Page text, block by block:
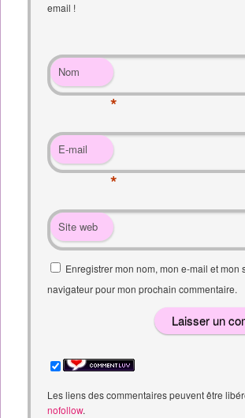
email !
Nom
*
E-mail
*
Site web
Enregistrer mon nom, mon e-mail et mon
navigateur pour mon prochain commentaire.
Les liens des commentaires peuvent être
nofollow.